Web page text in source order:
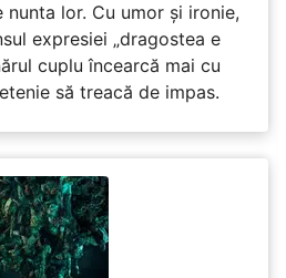
lor. Cu umor și ironie,
expresiei „dragostea e
cuplu încearcă mai cu
să treacă de impas.